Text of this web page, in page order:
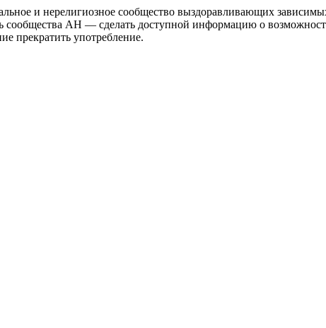
и нерелигиозное сообщество выздоравливающих
сообщества АН — сделать доступной информацию о
прекратить употребление.